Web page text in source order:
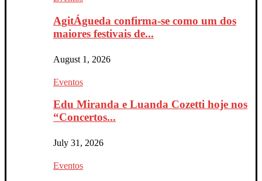
AgitÁgueda confirma-se como um dos
maiores festivais de...
August 1, 2026
Eventos
Edu Miranda e Luanda Cozetti hoje nos
“Concertos...
July 31, 2026
Eventos